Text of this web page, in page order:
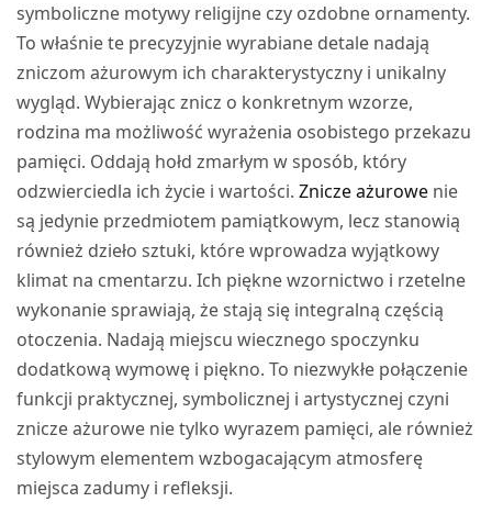
symboliczne motywy religijne czy ozdobne ornamenty.
To właśnie te precyzyjnie wyrabiane detale nadają
zniczom ażurowym ich charakterystyczny i unikalny
wygląd. Wybierając znicz o konkretnym wzorze,
rodzina ma możliwość wyrażenia osobistego przekazu
pamięci. Oddają hołd zmarłym w sposób, który
odzwierciedla ich życie i wartości.Znicze ażurowe nie
są jedynie przedmiotem pamiątkowym, lecz stanowią
również dzieło sztuki, które wprowadza wyjątkowy
klimat na cmentarzu. Ich piękne wzornictwo i rzetelne
wykonanie sprawiają, że stają się integralną częścią
otoczenia. Nadają miejscu wiecznego spoczynku
dodatkową wymowę i piękno. To niezwykłe połączenie
funkcji praktycznej, symbolicznej i artystycznej czyni
znicze ażurowe nie tylko wyrazem pamięci, ale również
stylowym elementem wzbogacającym atmosferę
miejsca zadumy i refleksji.